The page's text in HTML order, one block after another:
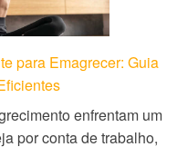
para Emagrecer: Guia
enfrentam um
por conta de trabalho,